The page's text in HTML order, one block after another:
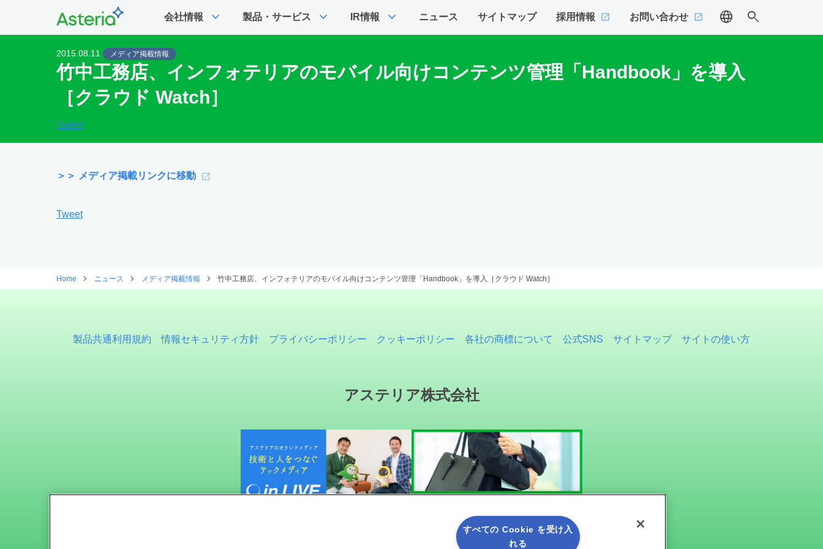
会社情報 expand_more 製品・サービス expand_more IR情報 expand_more ニュース サイトマップ 採用情報 お問い合わせ language search
2015.08.11 メディア掲載情報
竹中工務店、インフォテリアのモバイル向けコンテンツ管理「Handbook」を導入
［クラウド Watch］
Tweet
＞＞ メディア掲載リンクに移動
Tweet
Home ニュース メディア掲載情報 竹中工務店、インフォテリアのモバイル向けコンテンツ管理「Handbook」を導入［クラウド Watch］
製品共通利用規約 情報セキュリティ方針 プライバシーポリシー クッキーポリシー 各社の商標について 公式SNS サイトマップ サイトの使い方
アステリア株式会社
すべての Cookie を受け入
れる